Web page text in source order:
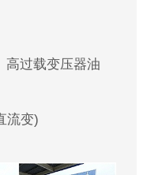
过载变压器油
流变)